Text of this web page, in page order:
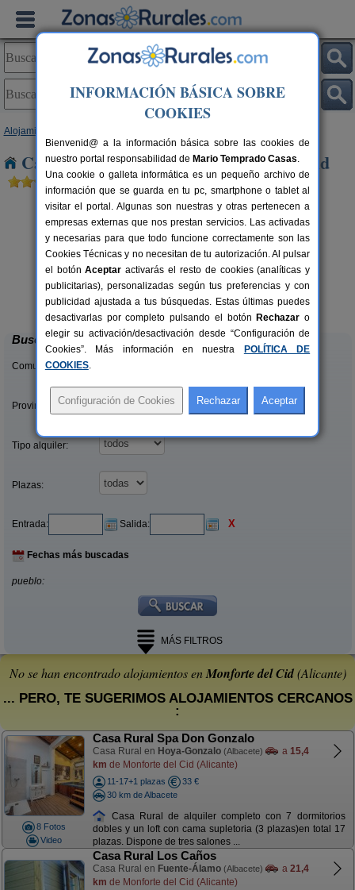
Alojamientos
Casas Rurales cerca de Monforte del Cid
2-28+5 pers.
desde20 €
Masia L´Ancornia
Tibi (Alicante)
Buscar
Comunidades:
Provincias/Islas:
Tipo alquiler:
Plazas:
Entrada: Salida: X
Fechas más buscadas
pueblo:
MÁS FILTROS
No se han encontrado alojamientos enMonforte del Cid(Alicante)
... PERO, TE SUGERIMOS ALOJAMIENTOS CERCANOS
:
8 Fotos
Video
Casa Rural Spa Don Gonzalo
Casa Rural en Hoya-Gonzalo (Albacete) a 15,4
km de Monforte del Cid (Alicante)
11-17+1 plazas
33 €
30 km de Albacete
Casa Rural de alquiler completo con 7 dormitorios
dobles y un loft con cama supletoria (3 plazas)en total 17
plazas. Dispone de tres salones ...
Casa Rural Los Caños
Casa Rural en Fuente-Álamo (Albacete) a 21,4
km de Monforte del Cid (Alicante)
INFORMACIÓN BÁSICA SOBRE
COOKIES
Bienvenid@ a la información básica sobre las cookies de
nuestro portal responsabilidad de Mario Temprado Casas.
Una cookie o galleta informática es un pequeño archivo de
información que se guarda en tu pc, smartphone o tablet al
visitar el portal. Algunas son nuestras y otras pertenecen a
empresas externas que nos prestan servicios. Las activadas
y necesarias para que todo funcione correctamente son las
Cookies Técnicas y no necesitan de tu autorización. Al pulsar
el botónAceptar activarás el resto de cookies (analíticas y
publicitarias), personalizadas según tus preferencias y con
publicidad ajustada a tus búsquedas. Estas últimas puedes
desactivarlas por completo pulsando el botón Rechazar o
elegir su activación/desactivación desde “Configuración de
Cookies”. Más información en nuestra
POLÍTICA DE
COOKIES.